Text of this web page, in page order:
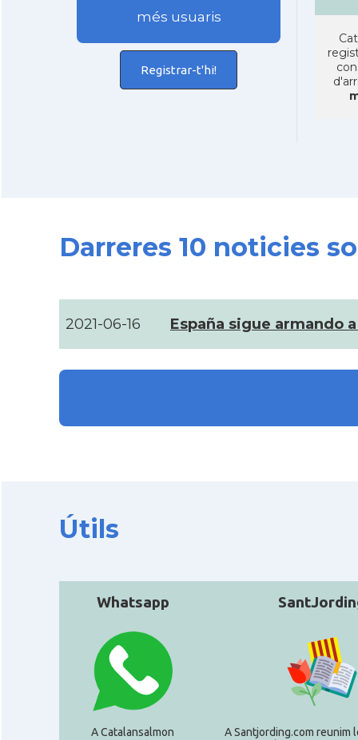
més usuaris
Registrar-t'hi!
Darreres 10 noticies
2021-06-16 España sigue armando
Útils
Whatsapp
A Catalansalmon
A Santjording.com reunim